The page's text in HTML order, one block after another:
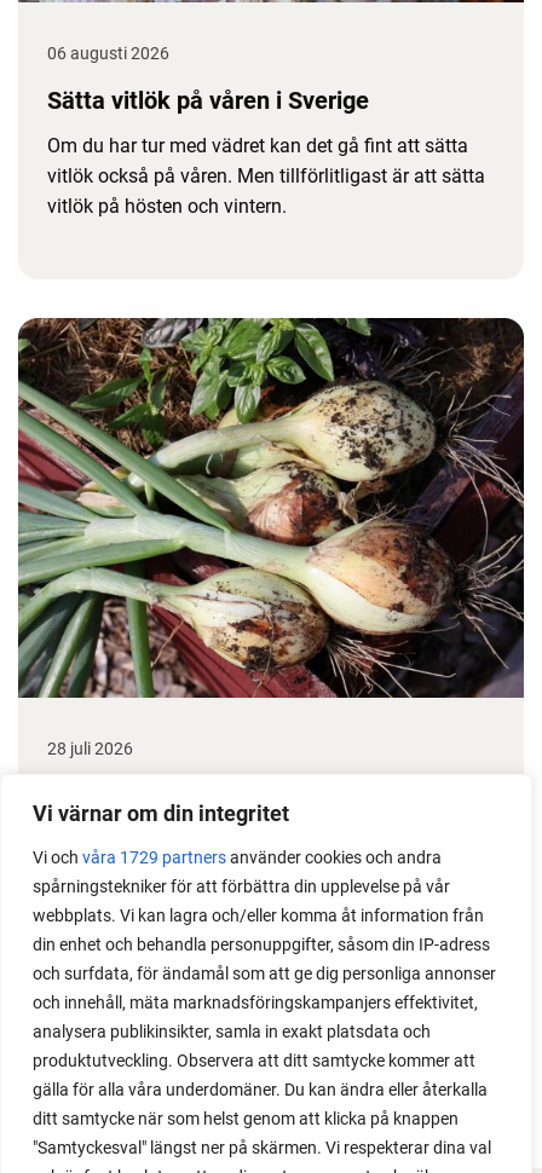
Vi värnar om din integritet
Vi och våra 1729 partnersanvänder cookies och andra
spårningstekniker för att förbättra din upplevelse på vår
webbplats. Vi kan lagra och/eller komma åt information från
din enhet och behandla personuppgifter, såsom din IP-adress
och surfdata, för ändamål som att ge dig personliga annonser
och innehåll, mäta marknadsföringskampanjers effektivitet,
analysera publikinsikter, samla in exakt platsdata och
produktutveckling. Observera att ditt samtycke kommer att
gälla för alla våra underdomäner. Du kan ändra eller återkalla
ditt samtycke när som helst genom att klicka på knappen
"Samtyckesval" längst ner på skärmen. Vi respekterar dina val
06 augusti 2026
Sätta vitlök på våren i Sverige
Om du har tur med vädret kan det gå fint att sätta
vitlök också på våren. Men tillförlitligast är att sätta
vitlök på hösten och vintern.
28 juli 2026
under säsongen och få tips om hur du sår, skolar
om, planterar och skördar egen lök.